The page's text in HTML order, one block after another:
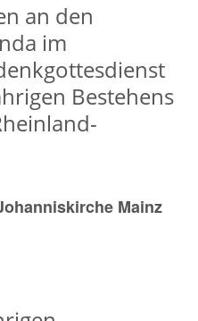
an den
im
Bestehens
Mainz